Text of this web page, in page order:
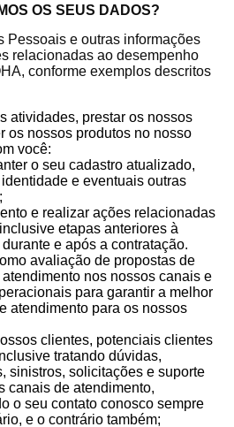
OS SEUS DADOS?
Pessoais e outras informações
relacionadas ao desempenho
conforme exemplos descritos
atividades, prestar os nossos
os nossos produtos no nosso
você:
o seu cadastro atualizado,
e eventuais outras
e realizar ações relacionadas
etapas anteriores à
e após a contratação.
avaliação de propostas de
nos nossos canais e
para garantir a melhor
atendimento para os nossos
clientes, potenciais clientes
tratando dúvidas,
sinistros, solicitações e suporte
canais de atendimento,
o seu contato conosco sempre
e o contrário também;